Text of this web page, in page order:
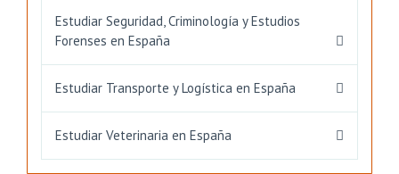
Estudiar Seguridad, Criminología y Estudios
Forenses en España
Estudiar Transporte y Logística en España
Estudiar Veterinaria en España